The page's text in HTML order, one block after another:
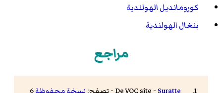
كورومانديل الهولندية
بنغال الهولندية
مراجع